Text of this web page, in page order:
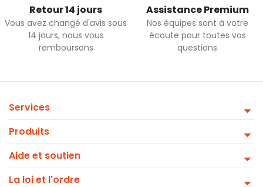
Retour 14 jours
Vous avez changé d'avis sous
14 jours, nous vous
remboursons
Assistance Premium
Nos équipes sont à votre
écoute pour toutes vos
questions
Services
Produits
Aide et soutien
La loi et l'ordre